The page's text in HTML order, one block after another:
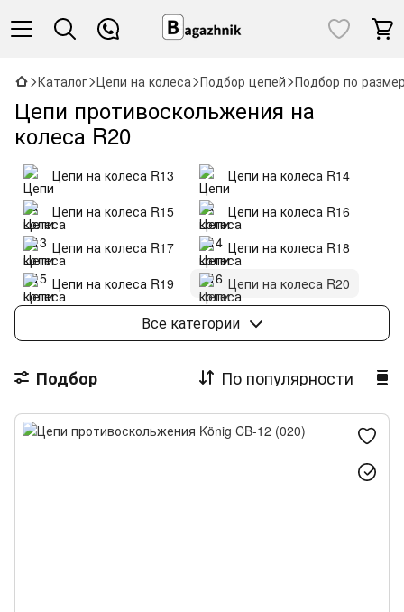
Каталог Цепи на колеса Подбор цепей Подбор по
Цепи противоскольжения на
колеса R20
Цепи на колеса R13
Цепи на колеса R14
Цепи на колеса R15
Цепи на колеса R16
Цепи на колеса R17
Цепи на колеса R18
Цепи на колеса R19
Цепи на колеса R20
Цепи на колеса R21
Цепи на колеса R22
Все категории
Подбор По популярности